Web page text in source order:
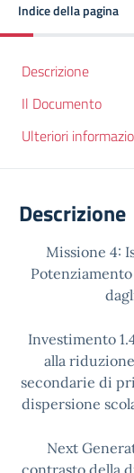
Indice della pagina
Descrizione
Il Documento
Ulteriori
Descrizione
Missione 4:
Investimento
alla
secondarie di
dispersione
Next
contrasto della